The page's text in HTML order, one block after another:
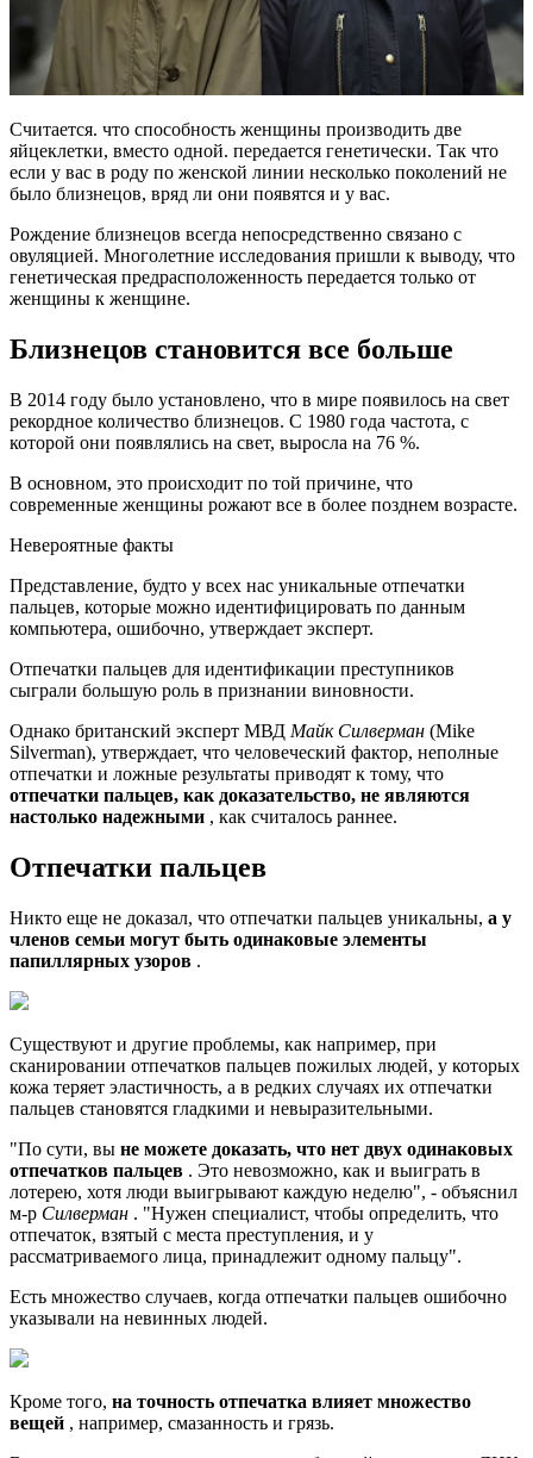
Считается. что способность женщины производить две
яйцеклетки, вместо одной. передается генетически. Так что
если у вас в роду по женской линии несколько поколений не
было близнецов, вряд ли они появятся и у вас.
Рождение близнецов всегда непосредственно связано с
овуляцией. Многолетние исследования пришли к выводу, что
генетическая предрасположенность передается только от
женщины к женщине.
Близнецов становится все больше
В 2014 году было установлено, что в мире появилось на свет
рекордное количество близнецов. С 1980 года частота, с
которой они появлялись на свет, выросла на 76 %.
В основном, это происходит по той причине, что
современные женщины рожают все в более позднем возрасте.
Невероятные факты
Представление, будто у всех нас уникальные отпечатки
пальцев, которые можно идентифицировать по данным
компьютера, ошибочно, утверждает эксперт.
Отпечатки пальцев для идентификации преступников
сыграли большую роль в признании виновности.
Однако британский эксперт МВД Майк Силверман (Mike
Silverman), утверждает, что человеческий фактор, неполные
отпечатки и ложные результаты приводят к тому, что
отпечатки пальцев, как доказательство, не являются
настолько надежными , как считалось раннее.
Отпечатки пальцев
Никто еще не доказал, что отпечатки пальцев уникальны, а у
членов семьи могут быть одинаковые элементы
папиллярных узоров .
Существуют и другие проблемы, как например, при
сканировании отпечатков пальцев пожилых людей, у которых
кожа теряет эластичность, а в редких случаях их отпечатки
пальцев становятся гладкими и невыразительными.
"По сути, вы не можете доказать, что нет двух одинаковых
отпечатков пальцев . Это невозможно, как и выиграть в
лотерею, хотя люди выигрывают каждую неделю", - объяснил
м-р Силверман . "Нужен специалист, чтобы определить, что
отпечаток, взятый с места преступления, и у
рассматриваемого лица, принадлежит одному пальцу".
Есть множество случаев, когда отпечатки пальцев ошибочно
указывали на невинных людей.
Кроме того, на точность отпечатка влияет множество
вещей , например, смазанность и грязь.